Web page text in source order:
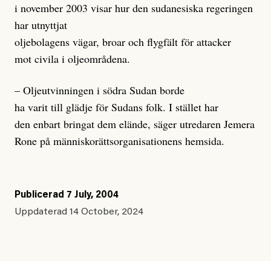
i november 2003 visar hur den sudanesiska regeringen
har utnyttjat
oljebolagens vägar, broar och flygfält för attacker
mot civila i oljeområdena.
– Oljeutvinningen i södra Sudan borde
ha varit till glädje för Sudans folk. I stället har
den enbart bringat dem elände, säger utredaren Jemera
Rone på människorättsorganisationens hemsida.
Publicerad 7 July, 2004
Uppdaterad 14 October, 2024